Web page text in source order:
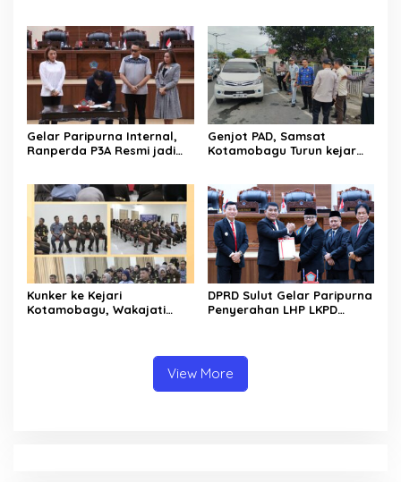
Gelar Paripurna Internal,
Ranperda P3A Resmi jadi
Genjot PAD, Samsat
Kotamobagu Turun kejar
Kunker ke Kejari
Kotamobagu, Wakajati
DPRD Sulut Gelar Paripurna
Penyerahan LHP LKPD
View More